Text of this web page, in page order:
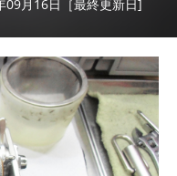
09月16日［最終更新日]